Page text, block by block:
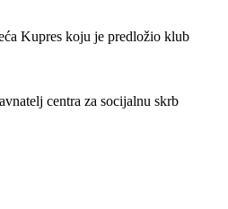
Kupres koju je predložio klub
centra za socijalnu skrb